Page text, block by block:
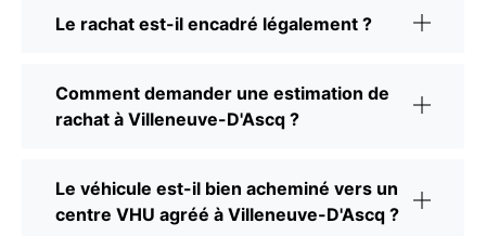
Le rachat est-il encadré légalement ?
Comment demander une estimation de
rachat à Villeneuve-D'Ascq ?
Le véhicule est-il bien acheminé vers un
centre VHU agréé à Villeneuve-D'Ascq ?